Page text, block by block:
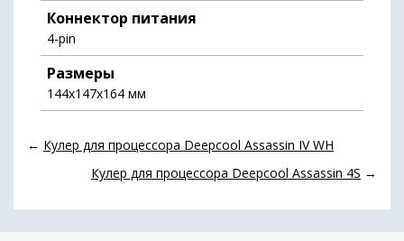
Коннектор питания
4-pin
Размеры
144х147х164 мм
← Кулер для процессора Deepcool Assassin IV WH
Кулер для процессора Deepcool Assassin 4S →